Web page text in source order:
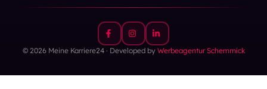
© 2026 Meine Karriere24 · Developed by Werbeagentur Schemmick